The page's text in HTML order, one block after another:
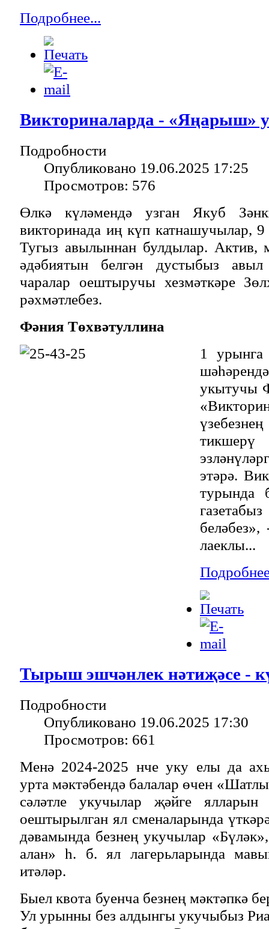
Подробнее...
Викториналарда - «Яңарыш»
Подробности
Опубликовано 19.06.2025 17:25
Просмотров: 576
Өлкә күләмендә узган Якуб
викторинада иң күп катнашучылар,
Тугыз авылыннан булдылар. Актив,
әдәбиятын белгән дустыбыз
чаралар оештыручы хезмәткәре
рәхмәтлебез.
Фәния Төхвәтуллина
1 урынга
укытучы
этәрә.
турында
лаеклы...
Тырыш эшчәнлек нәтиҗәсе -
Подробности
Опубликовано 19.06.2025 17:30
Просмотров: 661
Менә 2024-2025 нче уку елы да
урта мәктәбендә балалар өчен
сәләтле укучылар җәйге ялларын
оештырылган ял сменаларында
дәвамында безнең укучылар
алан» һ. б. ял лагерьларында
итәләр.
Быел квота буенча безнең мәктәпкә
Ул урынны без алдынгы укучыбыз